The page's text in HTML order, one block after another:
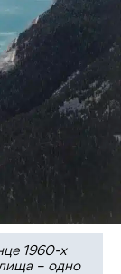
1960-х
– одно